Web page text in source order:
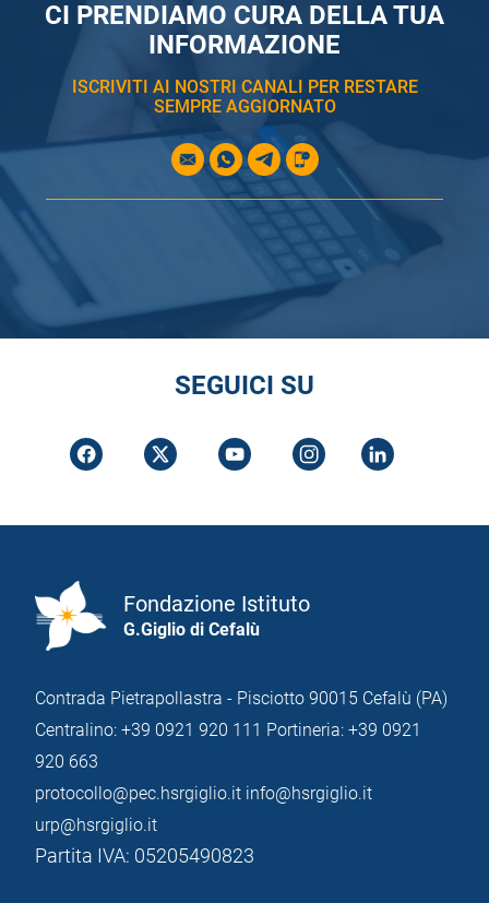
CI PRENDIAMO CURA DELLA TUA
INFORMAZIONE
ISCRIVITI AI NOSTRI CANALI PER RESTARE
SEMPRE AGGIORNATO
SEGUICI SU
Fondazione Istituto
G.Giglio di Cefalù
Contrada Pietrapollastra - Pisciotto 90015 Cefalù (PA)
Centralino: +39 0921 920 111 Portineria: +39 0921
920 663
protocollo@pec.hsrgiglio.it info@hsrgiglio.it
urp@hsrgiglio.it
Partita IVA: 05205490823